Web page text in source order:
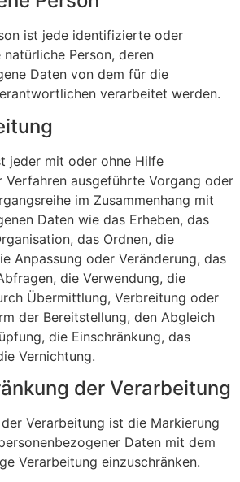
ist jede identifizierte oder
Person, deren
Daten von dem für die
verarbeitet werden.
jeder mit oder ohne Hilfe
ausgeführte Vorgang oder
im Zusammenhang mit
Daten wie das Erheben, das
das Ordnen, die
Anpassung oder Veränderung, das
die Verwendung, die
Übermittlung, Verbreitung oder
der Bereitstellung, den Abgleich
die Einschränkung, das
Vernichtung.
der Verarbeitung
Verarbeitung ist die Markierung
Daten mit dem
Verarbeitung einzuschränken.